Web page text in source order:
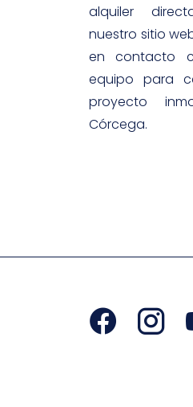
alquiler
nuestro sitio
en contacto
equipo para
proyecto
Córcega.